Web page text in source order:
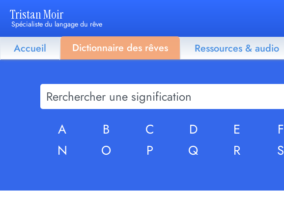
Tristan Moir
Spécialiste du langage du rêve
Accueil Dictionnaire des rêves Ressources & audio
A B C D E F
N
O P Q R S